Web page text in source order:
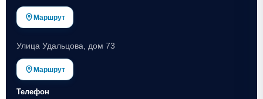
Маршрут
Улица Удальцова, дом 73
Маршрут
Телефон